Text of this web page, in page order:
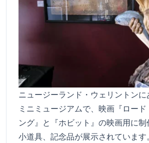
ニュージーランド・ウェリントン
ミニミュージアムで、映画『ロード
ング』と『ホビット』の映画用に制
小道具、記念品が展示されています